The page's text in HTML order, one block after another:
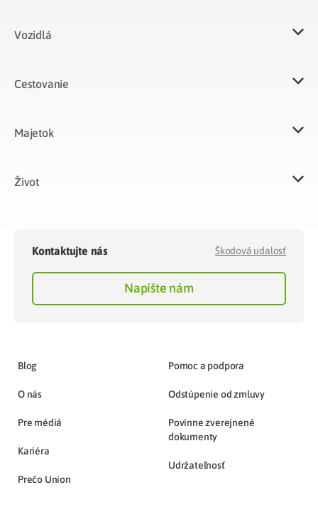
Vozidlá​
Cestovanie
Majetok​
Život​
Kontaktujte nás Škodová udalosť
Napíšte nám
Blog
O nás
Pre médiá
Kariéra
Prečo Union
Pomoc a podpora
Odstúpenie od zmluvy
Povinne zverejnené
dokumenty
Udržateľnosť